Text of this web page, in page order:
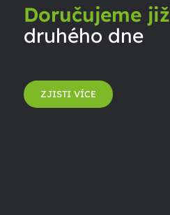
Doručujeme již
druhého dne
ZJISTI VÍCE